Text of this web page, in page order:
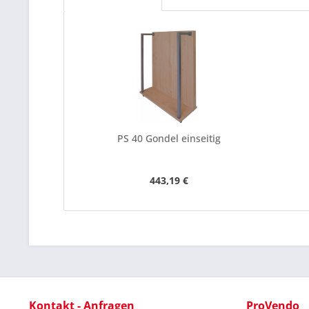
PS 40 Gondel einseitig
443,19 €
Kontakt - Anfragen ProVendo